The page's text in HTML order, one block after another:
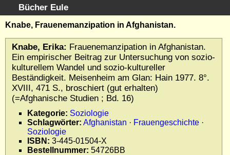
Bücher Eule
Schnellsuche:
Startseite
Erweiterte Suche
Kundenservice
Kontakt
Kategorien
Schlagwörter
Gesamtbestand
Kataloge
Warenkorb
Knabe, Frauenemanzipation in Afghanistan.
Knabe, Erika: Frauenemanzipation in Afghanistan.
Ein empirischer Beitrag zur Untersuchung von sozio-
kulturellem Wandel und sozio-kultureller
Beständigkeit. Meisenheim am Glan: Hain 1977. 8°.
XVIII, 471 S., broschiert (gut erhalten)
(=Afghanische Studien ; Bd. 16)
Kategorie: Soziologie
Schlagwörter: Afghanistan · Frauengeschichte ·
Soziologie
ISBN: 3-445-01504-X
Bestellnummer: 54726BB